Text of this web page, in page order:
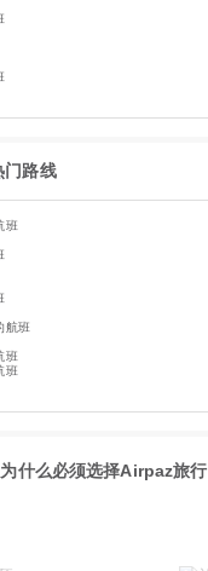
门路线
班
航班
班
班
为什么必须选择Airpaz旅行